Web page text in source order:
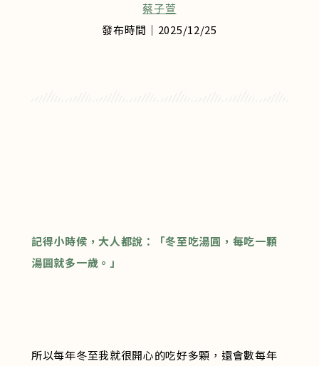
蔡子萱
發布時間｜2025/12/25
記得小時候，大人都說：「冬至吃湯圓，每吃一顆
湯圓就多一歲。」
所以每年冬至我就很開心的吃好多顆，還會數每年